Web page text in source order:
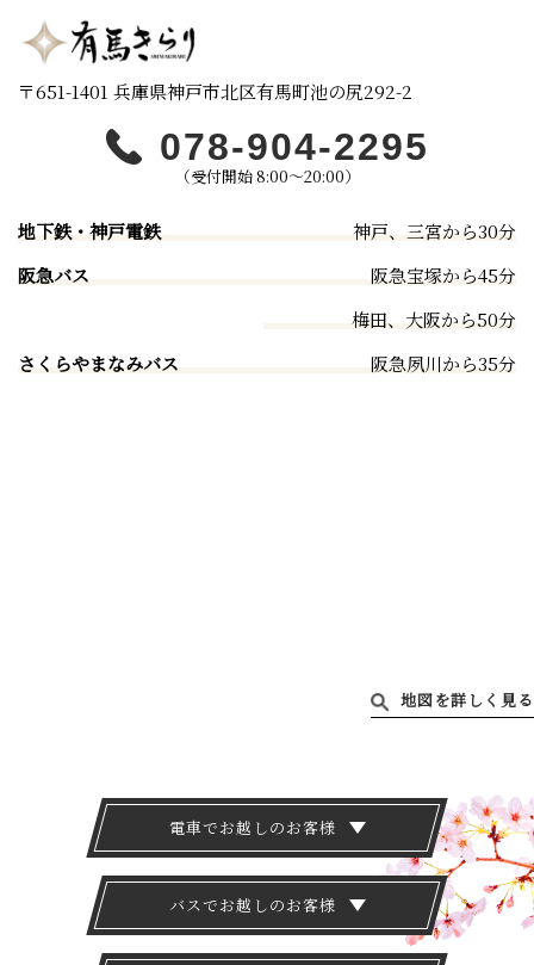
〒651-1401 兵庫県神戸市北区有馬町池の尻292­-2
078-904-2295
（受付開始 8:00〜20:00）
地下鉄・神戸電鉄
神戸、三宮から30分
阪急バス
阪急宝塚から45分
梅田、大阪から50分
さくらやまなみバス
阪急夙川から35分
地図を詳しく見る
電車でお越しのお客様
バスでお越しのお客様